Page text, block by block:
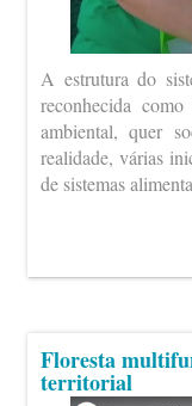
A estrutura do
reconhecida
ambiental, quer
realidade, várias
de sistemas
Floresta
territorial